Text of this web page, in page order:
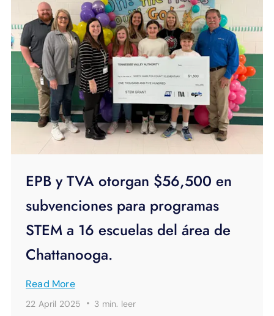
EPB y TVA otorgan $56,500 en
subvenciones para programas
STEM a 16 escuelas del área de
Chattanooga.
Read More
22 April 2025 · 3 min. leer